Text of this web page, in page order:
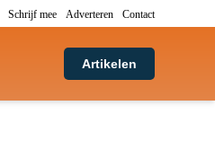
Schrijf mee Adverteren Contact
Artikelen